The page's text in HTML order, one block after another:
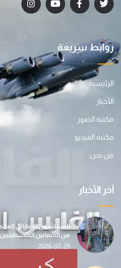
روابط سريعة
الرئيسية
الأخبار
مكتبة الصور
مكتبة الفيديو
من نحن
آخر الأخبار
من المصابين الفلسطينيين
2026-07-29